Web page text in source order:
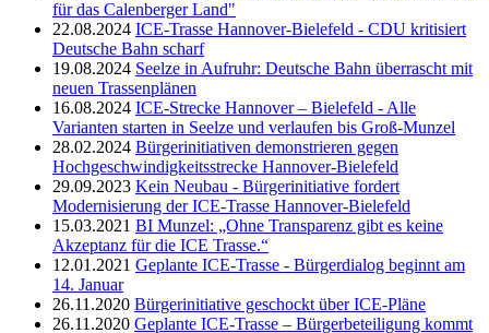
für das Calenberger Land"
22.08.2024 ICE-Trasse Hannover-Bielefeld - CDU kritisiert
Deutsche Bahn scharf
19.08.2024 Seelze in Aufruhr: Deutsche Bahn überrascht mit
neuen Trassenplänen
16.08.2024 ICE-Strecke Hannover – Bielefeld - Alle
Varianten starten in Seelze und verlaufen bis Groß-Munzel
28.02.2024 Bürgerinitiativen demonstrieren gegen
Hochgeschwindigkeitsstrecke Hannover-Bielefeld
29.09.2023 Kein Neubau - Bürgerinitiative fordert
Modernisierung der ICE-Trasse Hannover-Bielefeld
15.03.2021 BI Munzel: „Ohne Transparenz gibt es keine
Akzeptanz für die ICE Trasse.“
12.01.2021 Geplante ICE-Trasse - Bürgerdialog beginnt am
14. Januar
26.11.2020 Bürgerinitiative geschockt über ICE-Pläne
26.11.2020 Geplante ICE-Trasse – Bürgerbeteiligung kommt